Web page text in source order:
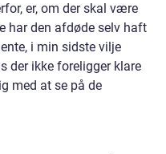
er, om der skal være
har den afdøde selv haft
i min sidste vilje
der ikke foreligger klare
med at se på de